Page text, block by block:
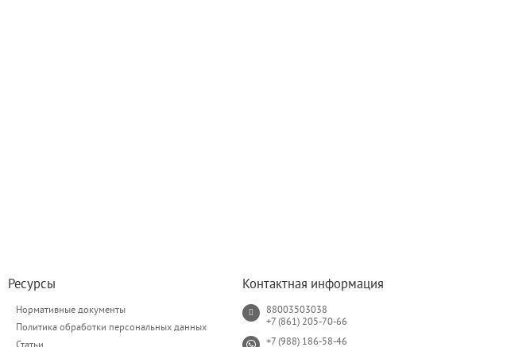
Ресурсы
Нормативные документы
Политика обработки персональных данных
Статьи
Контактная информация
88003503038
+7 (861) 205-70-66
+7 (988) 186-58-46